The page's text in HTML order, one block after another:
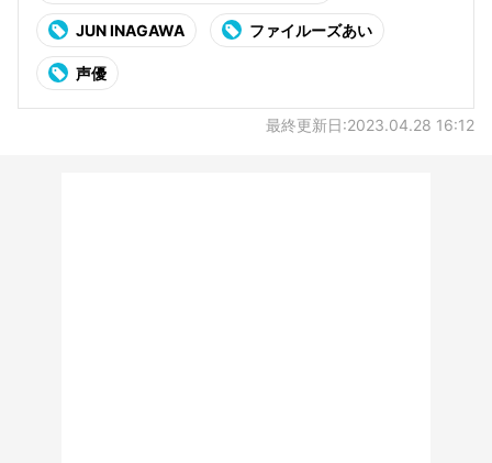
JUN INAGAWA ファイルーズあい
声優
最終更新日:2023.04.28 16:12